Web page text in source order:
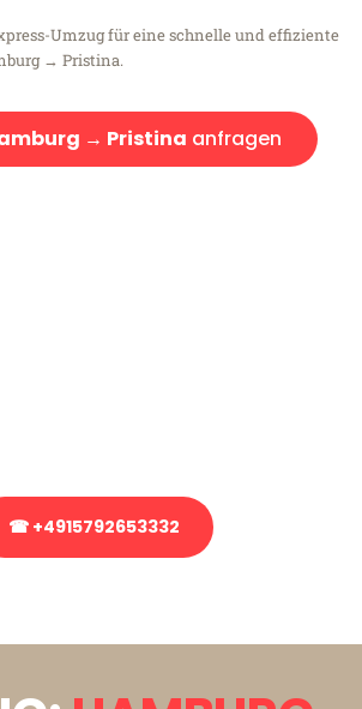
Umzug für eine schnelle und effiziente
→ Pristina.
→ Pristina anfragen
☎ +4915792653332